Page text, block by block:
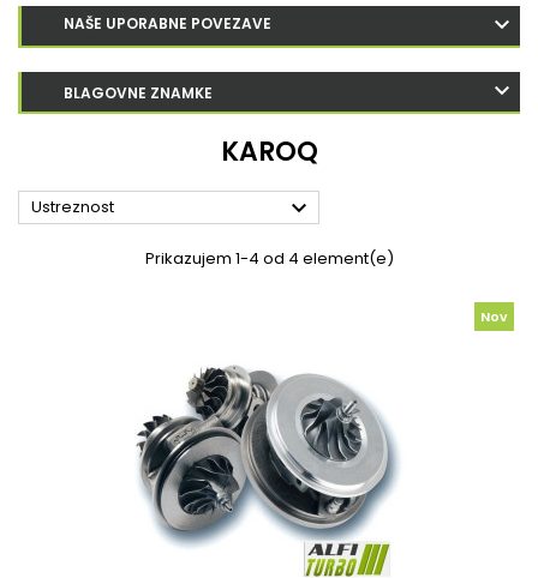
NAŠE UPORABNE POVEZAVE
BLAGOVNE ZNAMKE
KAROQ
Ustreznost 
Prikazujem 1-4 od 4 element(e)
Nov